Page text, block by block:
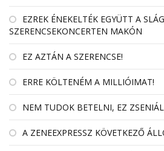
EZREK ÉNEKELTÉK EGYÜTT A
SZERENCSEKONCERTEN MAKÓN
EZ AZTÁN A SZERENCSE!
ERRE KÖLTENÉM A MILLIÓIMAT!
NEM TUDOK BETELNI, EZ
A ZENEEXPRESSZ KÖVETKEZŐ